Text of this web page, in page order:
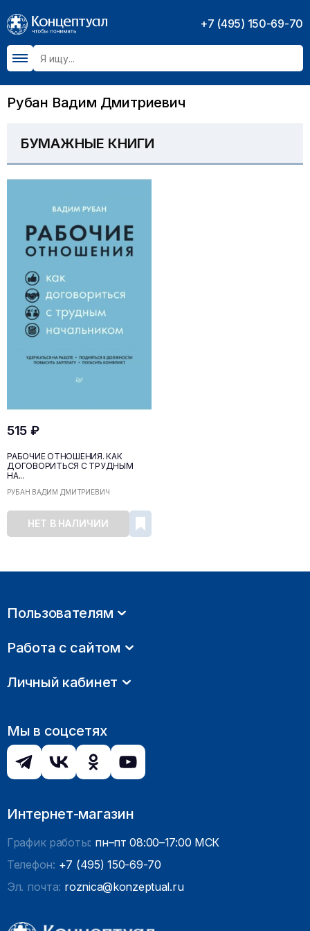
+7 (495) 150-69-70
Рубан Вадим Дмитриевич
БУМАЖНЫЕ КНИГИ
515 ₽
РАБОЧИЕ ОТНОШЕНИЯ. КАК
ДОГОВОРИТЬСЯ С ТРУДНЫМ
НА...
РУБАН ВАДИМ ДМИТРИЕВИЧ
НЕТ В НАЛИЧИИ
Пользователям
Работа с сайтом
Личный кабинет
Мы в соцсетях
Интернет-магазин
График работы: пн–пт 08:00–17:00 МСК
Телефон: +7 (495) 150-69-70
Эл. почта: roznica@konzeptual.ru